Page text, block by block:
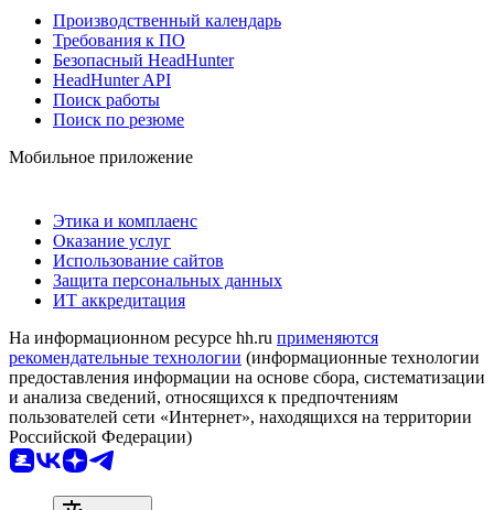
Производственный календарь
Требования к ПО
Безопасный HeadHunter
HeadHunter API
Поиск работы
Поиск по резюме
Мобильное приложение
Этика и комплаенс
Оказание услуг
Использование сайтов
Защита персональных данных
ИТ аккредитация
На информационном ресурсе hh.ru применяются
рекомендательные технологии (информационные технологии
предоставления информации на основе сбора, систематизации
и анализа сведений, относящихся к предпочтениям
пользователей сети «Интернет», находящихся на территории
Российской Федерации)